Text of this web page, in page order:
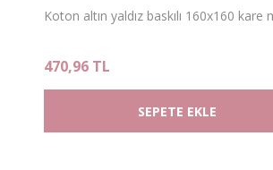
Koton altın yaldız baskılı 160x160 kare
470,96 TL